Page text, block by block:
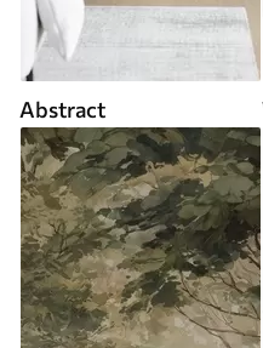
Abstract